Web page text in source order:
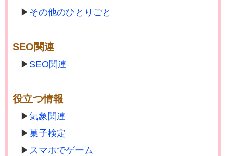
その他のひとりごと
SEO関連
SEO関連
役立つ情報
気象関連
菓子検定
スマホでゲーム